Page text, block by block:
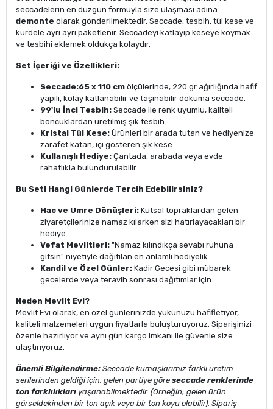
seccadelerin en düzgün formuyla size ulaşması adına
demonte olarak gönderilmektedir. Seccade, tesbih, tül kese ve
kurdele ayrı ayrı paketlenir. Seccadeyi katlayıp keseye koymak
ve tesbihi eklemek oldukça kolaydır.
Set İçeriği ve Özellikleri:
Seccade:65 x 110 cm ölçülerinde, 220 gr ağırlığında hafif
yapılı, kolay katlanabilir ve taşınabilir dokuma seccade.
99'lu İnci Tesbih: Seccade ile renk uyumlu, kaliteli
boncuklardan üretilmiş şık tesbih.
Kristal Tül Kese: Ürünleri bir arada tutan ve hediyenize
zarafet katan, içi gösteren şık kese.
Kullanışlı Hediye: Çantada, arabada veya evde
rahatlıkla bulundurulabilir.
Bu Seti Hangi Günlerde Tercih Edebilirsiniz?
Hac ve Umre Dönüşleri: Kutsal topraklardan gelen
ziyaretçilerinize namaz kılarken sizi hatırlayacakları bir
hediye.
Vefat Mevlitleri: "Namaz kılındıkça sevabı ruhuna
gitsin" niyetiyle dağıtılan en anlamlı hediyelik.
Kandil ve Özel Günler: Kadir Gecesi gibi mübarek
gecelerde veya teravih sonrası dağıtımlar için.
Neden Mevlit Evi?
Mevlit Evi olarak, en özel günlerinizde yükünüzü hafifletiyor,
kaliteli malzemeleri uygun fiyatlarla buluşturuyoruz. Siparişinizi
özenle hazırlıyor ve aynı gün kargo imkanı ile güvenle size
ulaştırıyoruz.
Önemli Bilgilendirme: Seccade kumaşlarımız farklı üretim
serilerinden geldiği için, gelen partiye göre seccade renklerinde
ton farklılıkları yaşanabilmektedir. (Örneğin; gelen ürün
görseldekinden bir ton açık veya bir ton koyu olabilir). Sipariş